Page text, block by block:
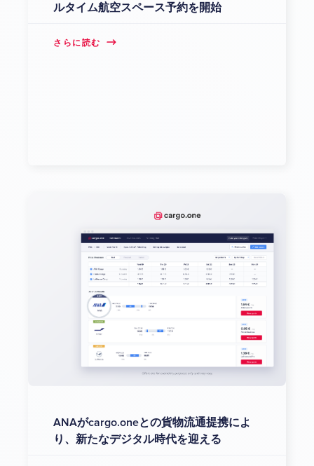
ルタイム航空スペース予約を開始
さらに読む
ANAがcargo.oneとの貨物流通提携によ
り、新たなデジタル時代を迎える